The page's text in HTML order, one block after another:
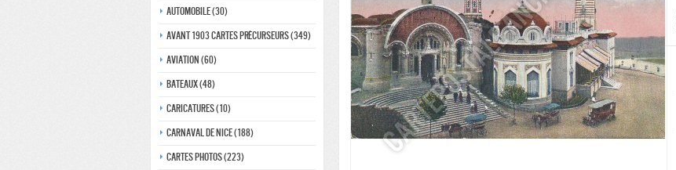
Automobile (30)
Avant 1903 Cartes précurseurs (349)
Aviation (60)
Bateaux (48)
Caricatures (10)
Carnaval de nice (188)
Cartes photos (223)